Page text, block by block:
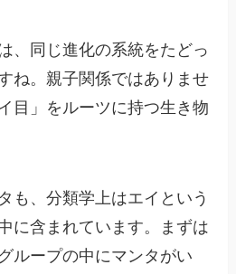
、同じ進化の系統をたどっ
ね。親子関係ではありませ
目」をルーツに持つ生き物
も、分類学上はエイという
に含まれています。まずは
ループの中にマンタがい